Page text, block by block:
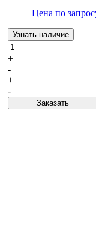
Цена по
Узнать наличие
+
-
+
-
Заказать